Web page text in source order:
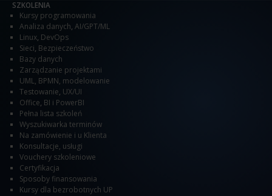
SZKOLENIA
Kursy programowania
Analiza danych, AI/GPT/ML
Linux, DevOps
Sieci, Bezpieczeństwo
Bazy danych
Zarządzanie projektami
UML, BPMN, modelowanie
Testowanie, UX/UI
Office, BI i PowerBI
Pełna lista szkoleń
Wyszukiwarka terminów
Na zamówienie i u Klienta
Konsultacje, usługi
Vouchery szkoleniowe
Certyfikacja
Sposoby finansowania
Kursy dla bezrobotnych UP